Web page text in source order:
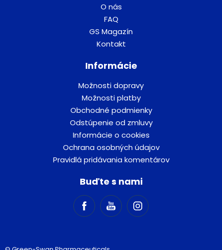
O nás
FAQ
GS Magazín
Kontakt
Informácie
Možnosti dopravy
Možnosti platby
Obchodné podmienky
Odstúpenie od zmluvy
Informácie o cookies
Ochrana osobných údajov
Pravidlá pridávania komentárov
Buďte s nami